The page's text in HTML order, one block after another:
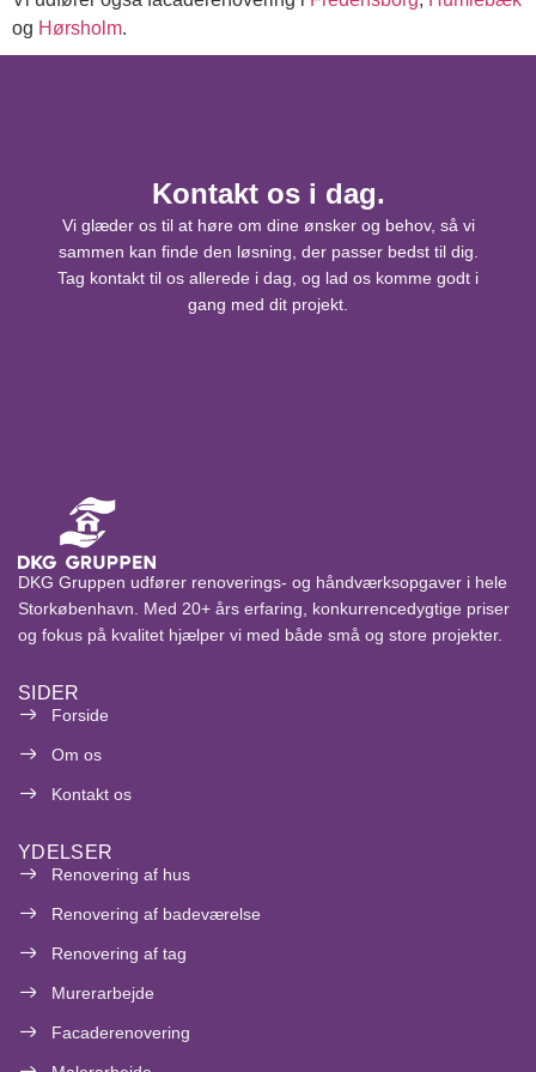
og Hørsholm.
Kontakt os i dag.
Vi glæder os til at høre om dine ønsker og behov, så vi
sammen kan finde den løsning, der passer bedst til dig.
Tag kontakt til os allerede i dag, og lad os komme godt i
gang med dit projekt.
DKG Gruppen udfører renoverings- og håndværksopgaver i hele
Storkøbenhavn. Med 20+ års erfaring, konkurrencedygtige priser
og fokus på kvalitet hjælper vi med både små og store projekter.
SIDER
Forside
Om os
Kontakt os
YDELSER
Renovering af hus
Renovering af badeværelse
Renovering af tag
Murerarbejde
Facaderenovering